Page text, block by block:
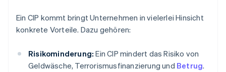
Ein CIP kommt bringt Unternehmen in vielerlei Hinsicht
konkrete Vorteile. Dazu gehören:
Risikominderung: Ein CIP mindert das Risiko von
Geldwäsche, Terrorismusfinanzierung und Betrug.